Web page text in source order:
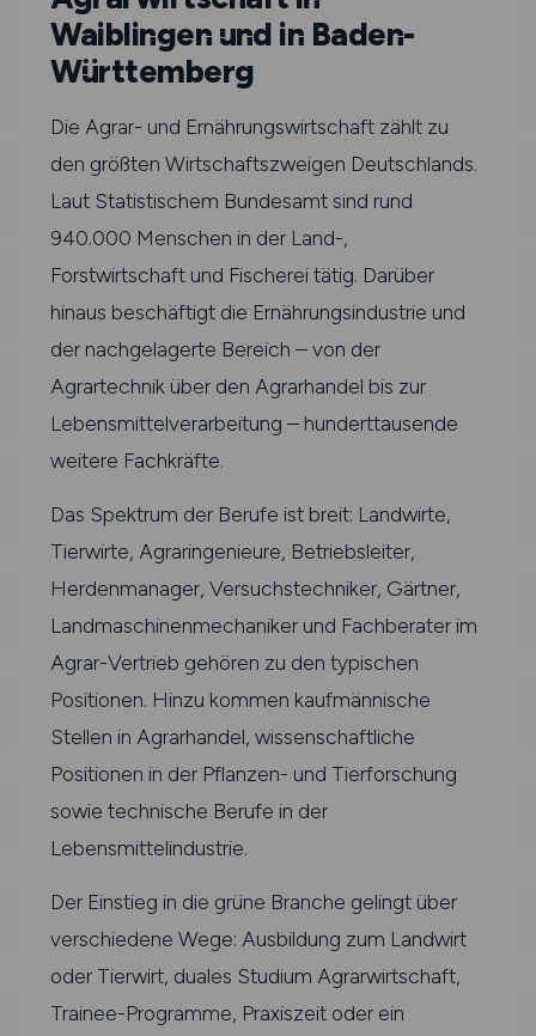
Waiblingen und in Baden-
Württemberg
Die Agrar- und Ernährungswirtschaft zählt zu
den größten Wirtschaftszweigen Deutschlands.
Laut Statistischem Bundesamt sind rund
940.000 Menschen in der Land-,
Forstwirtschaft und Fischerei tätig. Darüber
hinaus beschäftigt die Ernährungsindustrie und
der nachgelagerte Bereich – von der
Agrartechnik über den Agrarhandel bis zur
Lebensmittelverarbeitung – hunderttausende
weitere Fachkräfte.
Das Spektrum der Berufe ist breit: Landwirte,
Tierwirte, Agraringenieure, Betriebsleiter,
Herdenmanager, Versuchstechniker, Gärtner,
Landmaschinenmechaniker und Fachberater im
Agrar-Vertrieb gehören zu den typischen
Positionen. Hinzu kommen kaufmännische
Stellen in Agrarhandel, wissenschaftliche
Positionen in der Pflanzen- und Tierforschung
sowie technische Berufe in der
Lebensmittelindustrie.
Der Einstieg in die grüne Branche gelingt über
verschiedene Wege: Ausbildung zum Landwirt
oder Tierwirt, duales Studium Agrarwirtschaft,
Trainee-Programme, Praxiszeit oder ein